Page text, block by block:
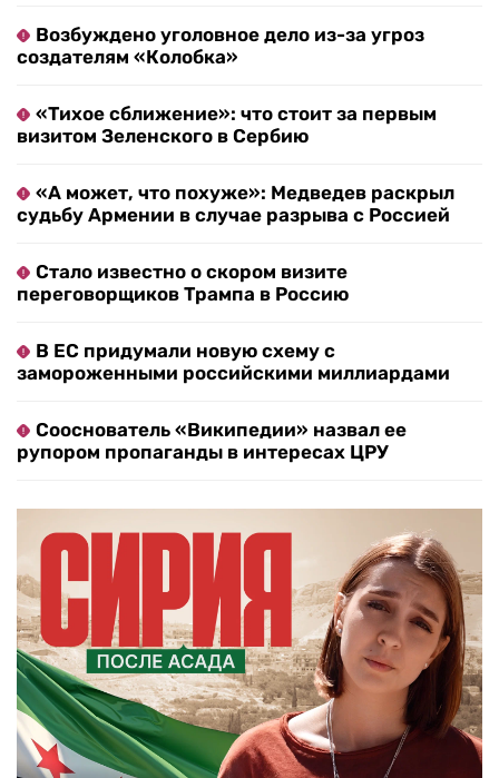
Возбуждено уголовное дело из-за угроз
создателям «Колобка»
«Тихое сближение»: что стоит за первым
визитом Зеленского в Сербию
«А может, что похуже»: Медведев раскрыл
судьбу Армении в случае разрыва с Россией
Стало известно о скором визите
переговорщиков Трампа в Россию
В ЕС придумали новую схему с
замороженными российскими миллиардами
Сооснователь «Википедии» назвал ее
рупором пропаганды в интересах ЦРУ